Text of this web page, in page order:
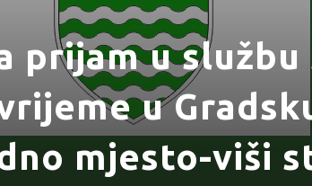
prijam u
u
mjesto-viši